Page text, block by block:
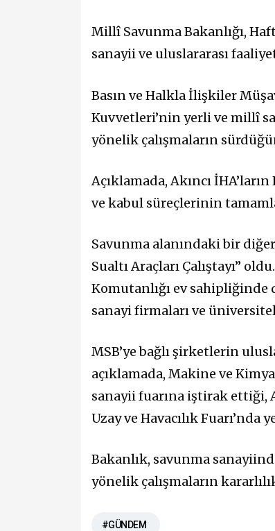
Millî Savunma Bakanlığı,
sanayii ve uluslararası
Basın ve Halkla İlişkiler
Kuvvetleri’nin yerli ve millî
yönelik çalışmaların
Açıklamada, Akıncı
ve kabul süreçlerinin
Savunma alanındaki bir
Sualtı Araçları Çalıştayı”
Komutanlığı ev sahipliğinde
sanayi firmaları ve
MSB’ye bağlı şirketlerin
açıklamada, Makine ve
sanayii fuarına iştirak ettiği,
Uzay ve Havacılık Fuarı’nda
Bakanlık, savunma
yönelik çalışmaların
#GÜNDEM